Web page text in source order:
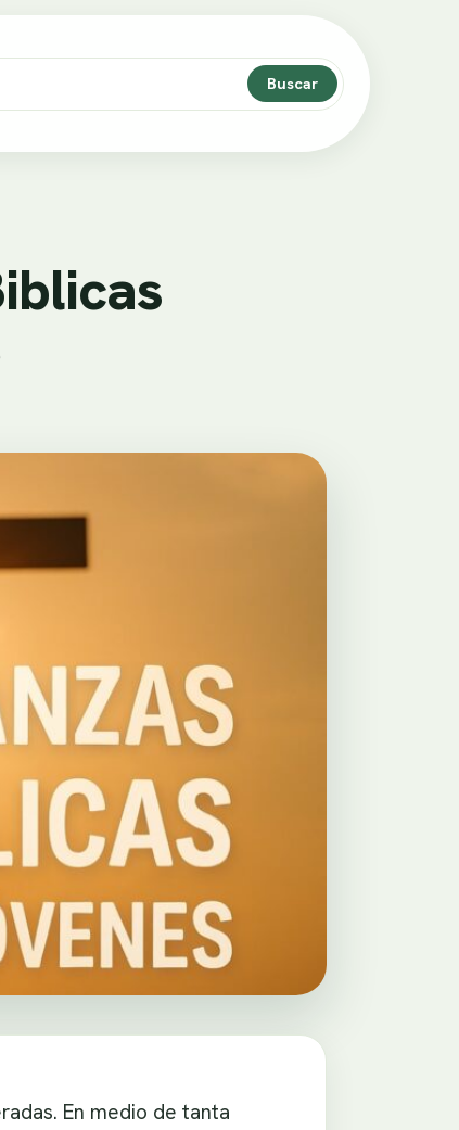
Buscar
En medio de tanta